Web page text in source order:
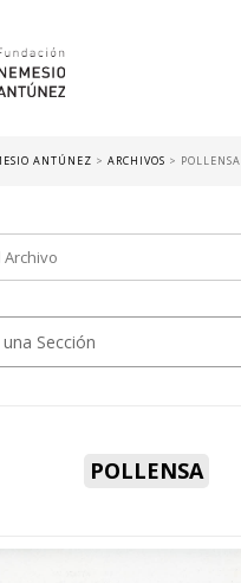
ANTÚNEZ > ARCHIVOS > POLLENSA
POLLENSA